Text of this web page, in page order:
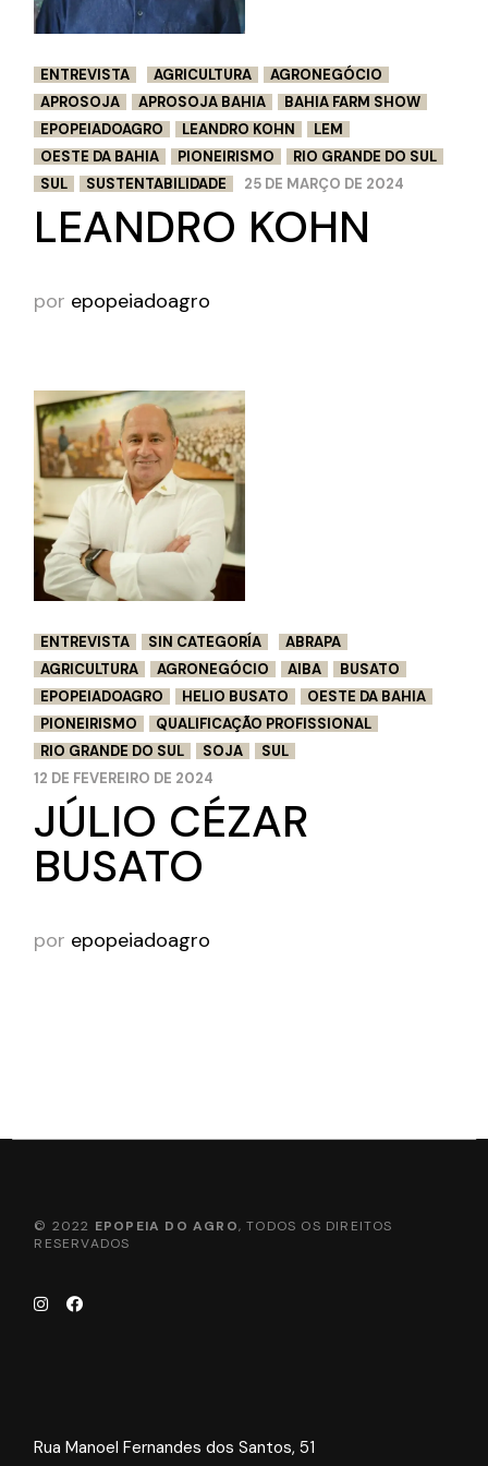
ENTREVISTA AGRICULTURA
AGRONEGÓCIO
APROSOJA
APROSOJA BAHIA
BAHIA FARM SHOW
EPOPEIADOAGRO
LEANDRO KOHN
LEM
OESTE DA BAHIA
PIONEIRISMO
RIO GRANDE DO SUL
SUL
SUSTENTABILIDADE 25 DE MARÇO DE 2024
LEANDRO KOHN
por epopeiadoagro
ENTREVISTA SIN CATEGORÍA
ABRAPA
AGRICULTURA
AGRONEGÓCIO AIBA
BUSATO
EPOPEIADOAGRO
HELIO BUSATO
OESTE DA BAHIA
PIONEIRISMO
QUALIFICAÇÃO PROFISSIONAL
RIO GRANDE DO SUL
SOJA
SUL
12 DE FEVEREIRO DE 2024
JÚLIO CÉZAR
BUSATO
por epopeiadoagro
© 2022 EPOPEIA DO AGRO, TODOS OS DIREITOS
RESERVADOS
Rua Manoel Fernandes dos Santos, 51